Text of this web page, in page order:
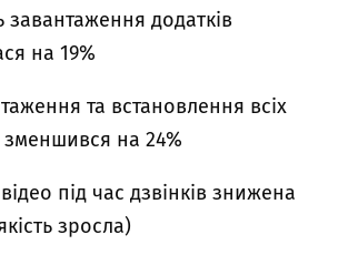
завантаження додатків
на 19%
та встановлення всіх
на 24%
під час дзвінків знижена
зросла)